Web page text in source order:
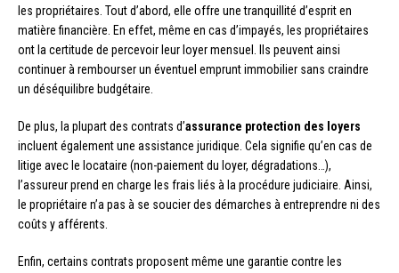
les propriétaires. Tout d’abord, elle offre une tranquillité d’esprit en
matière financière. En effet, même en cas d’impayés, les propriétaires
ont la certitude de percevoir leur loyer mensuel. Ils peuvent ainsi
continuer à rembourser un éventuel emprunt immobilier sans craindre
un déséquilibre budgétaire.
De plus, la plupart des contrats d’assurance protection des loyers
incluent également une assistance juridique. Cela signifie qu’en cas de
litige avec le locataire (non-paiement du loyer, dégradations…),
l’assureur prend en charge les frais liés à la procédure judiciaire. Ainsi,
le propriétaire n’a pas à se soucier des démarches à entreprendre ni des
coûts y afférents.
Enfin, certains contrats proposent même une garantie contre les